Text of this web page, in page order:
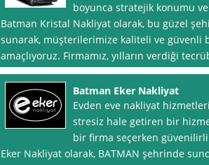
boyunca stratejik konumu
Batman Kristal Nakliyat olarak, bu güzel
sunarak, müşterilerimize kaliteli ve güvenli
amaçlıyoruz. Firmamız, yılların verdiği
Batman Eker Nakliyat
Evden eve nakliyat
stresiz hale getiren bir
bir firma seçerken
Eker Nakliyat olarak, BATMAN şehrinde